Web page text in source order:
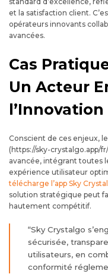
et la satisfaction client.
opérateurs innovants
avancées.
Cas
Un Acteur
l’Innovation
Conscient de ces enjeux,
(https://sky-crystalgo.app/
avancée, intégrant toutes
expérience utilisateur
télécharge l’app Sky
solution stratégique peut
hautement compétitif.
“Sky Crystalgo
sécurisée,
utilisateurs, en
conformité